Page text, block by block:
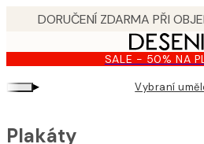
content.
SALE - 50% NA
▸ Vybraní
Plakáty